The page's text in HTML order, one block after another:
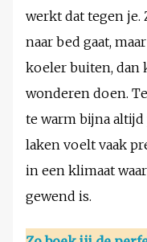
werkt dat tegen je.
naar bed gaat,
koeler buiten, dan
wonderen doen.
te warm bijna
laken voelt vaak
in een klimaat
gewend is.